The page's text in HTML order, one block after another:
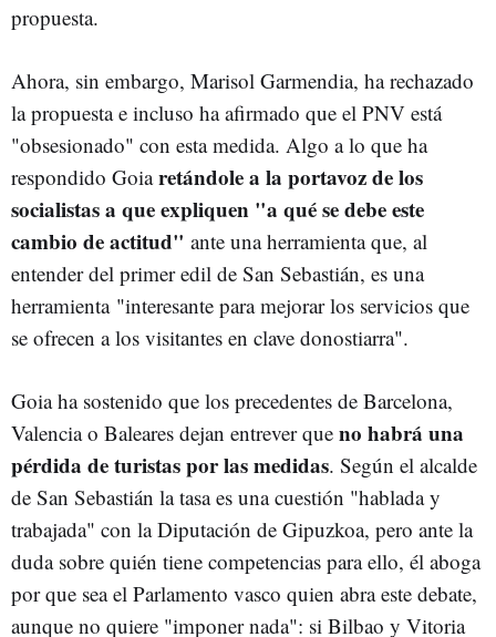
propuesta.
Ahora, sin embargo, Marisol Garmendia, ha rechazado
la propuesta e incluso ha afirmado que el PNV está
"obsesionado" con esta medida. Algo a lo que ha
respondido Goiaretándole a la portavoz de los
socialistas a que expliquen "a qué se debe este
cambio de actitud" ante una herramienta que, al
entender del primer edil de San Sebastián, es una
herramienta "interesante para mejorar los servicios que
se ofrecen a los visitantes en clave donostiarra".
Goia ha sostenido que los precedentes de Barcelona,
Valencia o Baleares dejan entrever que no habrá una
pérdida de turistas por las medidas. Según el alcalde
de San Sebastián la tasa es una cuestión "hablada y
trabajada" con la Diputación de Gipuzkoa, pero ante la
duda sobre quién tiene competencias para ello, él aboga
por que sea el Parlamento vasco quien abra este debate,
aunque no quiere "imponer nada": si Bilbao y Vitoria